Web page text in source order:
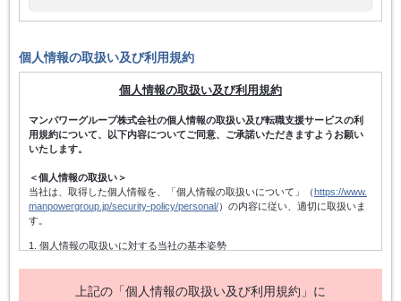
個人情報の取扱い及び利用規約
個人情報の取扱い及び利用規約
マンパワーグループ株式会社の個人情報の取扱い及び転職支援サービスの利
用規約について、以下内容についてご同意、ご承諾いただきますようお願い
いたします。
＜個人情報の取扱い＞
当社は、取得した個人情報を、「個人情報の取扱いについて」（ https://www.
manpowergroup.jp/security-policy/personal/）の内容に従い、適切に取扱いま
す。
1. 個人情報の取扱いに対する当社の基本姿勢
ます。また、個人情報の取得にあたっては、適法かつ公正な手段によって
上記の「個人情報の取扱い及び利用規約」に